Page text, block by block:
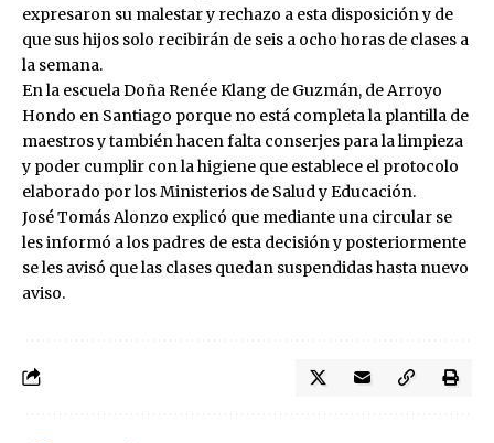
expresaron su malestar y rechazo a esta disposición y de
que sus hijos solo recibirán de seis a ocho horas de clases a
la semana.
En la escuela Doña Renée Klang de Guzmán, de Arroyo
Hondo en Santiago porque no está completa la plantilla de
maestros y también hacen falta conserjes para la limpieza
y poder cumplir con la higiene que establece el protocolo
elaborado por los Ministerios de Salud y Educación.
José Tomás Alonzo explicó que mediante una circular se
les informó a los padres de esta decisión y posteriormente
se les avisó que las clases quedan suspendidas hasta nuevo
aviso.